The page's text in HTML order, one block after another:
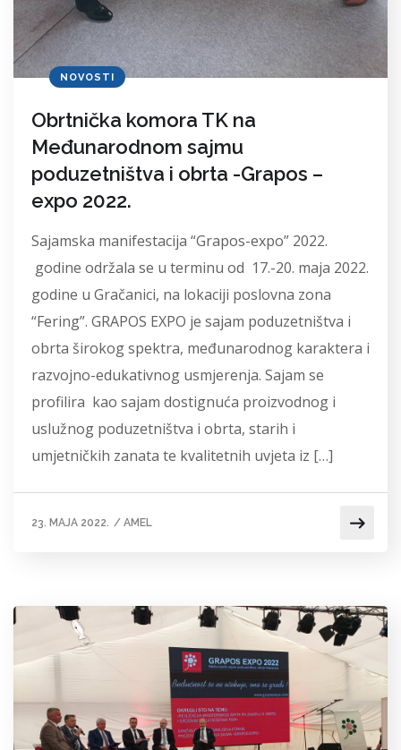
NOVOSTI
Obrtnička komora TK na
Međunarodnom sajmu
poduzetništva i obrta -Grapos –
expo 2022.
Sajamska manifestacija “Grapos-expo” 2022.
godine održala se u terminu od 17.-20. maja 2022.
godine u Gračanici, na lokaciji poslovna zona
“Fering”. GRAPOS EXPO je sajam poduzetništva i
obrta širokog spektra, međunarodnog karaktera i
razvojno-edukativnog usmjerenja. Sajam se
profilira kao sajam dostignuća proizvodnog i
uslužnog poduzetništva i obrta, starih i
umjetničkih zanata te kvalitetnih uvjeta iz […]
23. MAJA 2022. / AMEL